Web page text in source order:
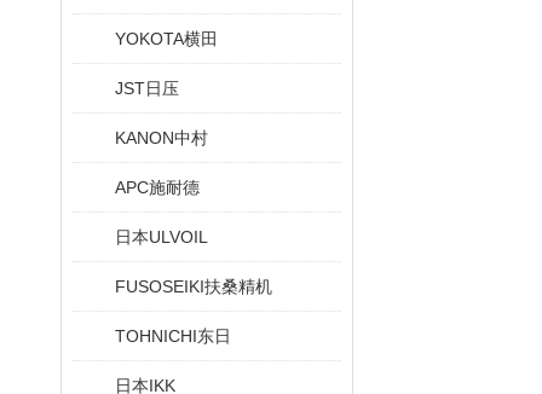
YOKOTA横田
JST日压
KANON中村
APC施耐德
日本ULVOIL
FUSOSEIKI扶桑精机
TOHNICHI东日
日本IKK